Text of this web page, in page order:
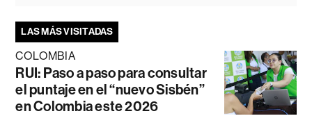
LAS MÁS VISITADAS
COLOMBIA
RUI: Paso a paso para consultar
el puntaje en el “nuevo Sisbén”
en Colombia este 2026